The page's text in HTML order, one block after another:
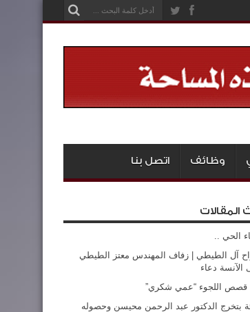
وظائف اتصل بنا
المقالات
الحي ..
آل الطيطي | زفاف المهندس معتز الطيطي
الآنسة دعاء
قصص اللجوء “عمي شكري”
بتخرج الدكتور عبد الرحمن محيسن وحصوله